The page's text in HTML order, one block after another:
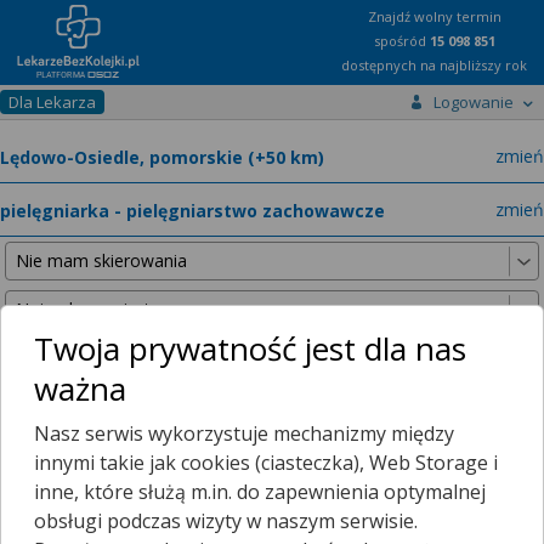
Znajdź wolny termin
spośród 15 098 851
dostępnych na najbliższy rok
Dla Lekarza Logowanie
zmień
zmień
Nie znaleźliśmy żadnych lekarzy w promieniu25 km , dlatego
zwiększyliśmy promień wyszukiwania do
50 km
Twoja prywatność jest dla nas
ważna
Nasz serwis wykorzystuje mechanizmy między
innymi takie jak cookies (ciasteczka), Web Storage i
inne, które służą m.in. do zapewnienia optymalnej
obsługi podczas wizyty w naszym serwisie.